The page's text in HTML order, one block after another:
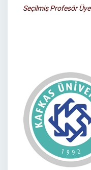
Seçilmiş Profesör Üye